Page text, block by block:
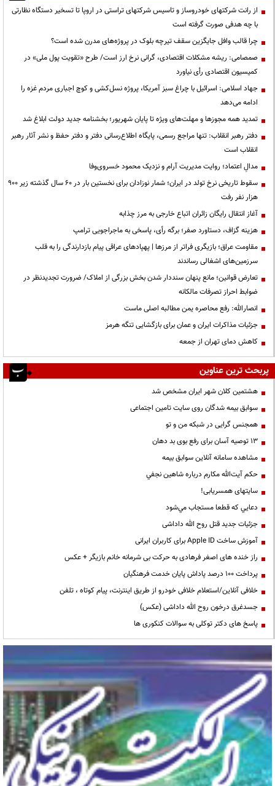
از رانت‌ شرکتهای خودروساز و تاسیس شرکتهای تراستی در اروپا تا تسخیر دستگاه نظارتی
با چه هدفی صورت گرفته است
چرا قالب وافل جایگزین سقف تیرچه بلوک در پروژه‌های مدرن شده است؟
صمصامی: ریشه مشکلات اقتصادی، گرانی نرخ ارز است/ طرح «تقویت پول ملی» در
کمیسیون اقتصادی رأی نیاورد
جهاد اسلامی: اسرائیل با چراغ سبز آمریکا، پروژه نسل‌کشی و کوچ اجباری مردم غزه را
ادامه می‌دهد
تمدید همه مجوزها و مهلت‌های ویژه تا پایان شهریور؛ بخشنامه جدید دولت ابلاغ شد
دفتر رهبر انقلاب: تنها مراجع رسمی، پایگاه اطلاع‌رسانی دفتر و دفتر حفظ و نشر آثار رهبر
انقلاب است
مدالِ اعتماد؛ روایت مدیریت آرام و نزدیک محمود خسروی‌وفا
سقوط تاریخی نرخ تولد در ایران؛ شمار نوزادان برای نخستین بار در ۶۰ سال گذشته زیر ۹۰۰
هزار نفر رفت
آغاز انتقال رایگان زائران اتباع خارجی به مرز چذابه
هزینه گزاف، دستاورد صفر؛ برگه رأی، پاسخی به ماجراجویی ترامپ
مقاومت عراق؛ بازیگری فراتر از مرزها | پهپادهای عراقی پیام بازدارندگی را به قلب
سرزمین‌های اشغالی رساندند
تعارض قوانین؛ مانع پنهان سنددار شدن بخش بزرگی از املاک/ ضرورت تجدیدنظر در
ضوابط احراز تصرفات مالکانه
انصارالله: رفع محاصره یمن مطالبه اصلی ماست
جزئیات مذاکرات ایران و عمان برای بازگشایی تنگه هرمز
کاهش دمای تهران از جمعه
پربحث ترین عناوین
هشتمین کلان شهر ایران مشخص شد
سوابق بیمه شدگان روی سایت تامین اجتماعی
همجنس گرایی در شبکه من و تو
13 توصیه آسان برای رفع بوی بد دهان
مشاهده سامانه آنلاين سوابق بیمه
حكم آيت‌الله مكارم درباره شاهين نجفي
سایتهای همسریابی!
دعايي كه قطعا مستجاب مي‌شود
جزئیات جدید قتل روح الله داداشی
آموزش ساخت Apple ID برای کاربران ایرانی
راز خنده های اصغر فرهادی به حرکت بی شرمانه خانم بازیگر + عکس
پرداخت ۱۰۰ درصد پاداش پایان خدمت فرهنگیان
خلافی آنلاین/استعلام خلافی خودرو از طریق اینترنت، پیام کوتاه ، تلفن
جسدغرق درخون روح الله داداشی (عکس)
پاسخ های دکتر توکلی به سوالات کنکوری ها